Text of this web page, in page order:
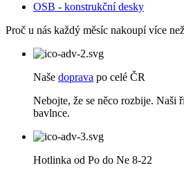
OSB - konstrukční desky
Proč u nás každý měsíc nakoupí více
Naše doprava po celé ČR
Nebojte, že se něco rozbije. Naši
bavlnce.
Hotlinka od Po do Ne 8-22